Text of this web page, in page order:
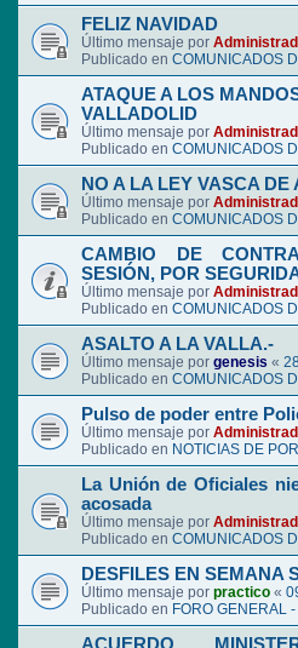
FELIZ NAVIDAD
Último mensaje por
Publicado en COMUNICADOS
ATAQUE A LOS
VALLADOLID
Último mensaje por
Publicado en COMUNICADOS
NO A LA LEY VASCA
Último mensaje por
Publicado en COMUNICADOS
CAMBIO DE
SESIÓN, POR
Último mensaje por
Publicado en COMUNICADOS
ASALTO A LA VALLA.-
Último mensaje por genesis «
Publicado en COMUNICADOS
Pulso de poder entre
Último mensaje por
Publicado en NOTICIAS DE
La Unión de Oficiales
acosada
Último mensaje por
Publicado en COMUNICADOS
DESFILES EN SEMANA
Último mensaje por practico «
Publicado en FORO GENERAL